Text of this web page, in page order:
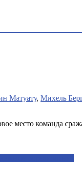
Матуату, Михель
место команда